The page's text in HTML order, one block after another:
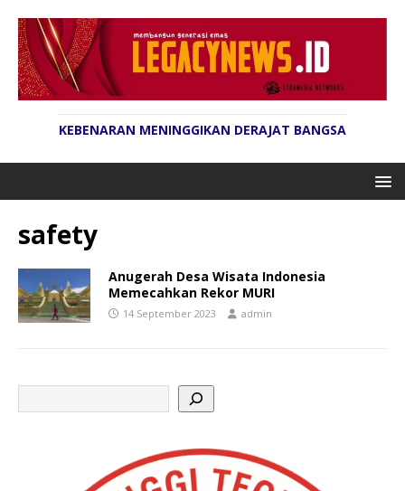
KEBENARAN MENINGGIKAN DERAJAT BANGSA
safety
Anugerah Desa Wisata Indonesia
Memecahkan Rekor MURI
14 September 2023 admin